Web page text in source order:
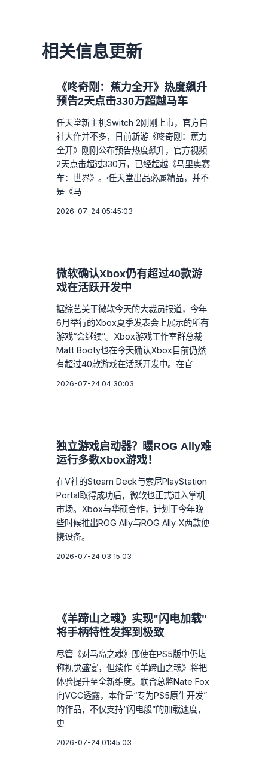
相关信息更新
《咚奇刚：蕉力全开》热度飙升
预告2天点击330万超越马车
任天堂新主机Switch 2刚刚上市，官方自
社大作并不多，日前新游《咚奇刚：蕉力
全开》刚刚公布预告热度飙升，官方视频
2天点击超过330万，已经超越《马里奥赛
车：世界》。·任天堂出品必属精品，并不
是《马
2026-07-24 05:45:03
微软确认Xbox仍有超过40款游
戏在活跃开发中
据综艺关于微软今天的大裁员报道，今年
6月举行的Xbox夏季发表会上展示的所有
游戏“会继续”。Xbox游戏工作室群总裁
Matt Booty也在今天确认Xbox目前仍然
有超过40款游戏在活跃开发中。在官
2026-07-24 04:30:03
独立游戏启动器？曝ROG Ally难
运行多数Xbox游戏！
在V社的Steam Deck与索尼PlayStation
Portal取得成功后，微软也正式进入掌机
市场。Xbox与华硕合作，计划于今年晚
些时候推出ROG Ally与ROG Ally X两款便
携设备。
2026-07-24 03:15:03
《羊蹄山之魂》实现"闪电加载"
将手柄特性发挥到极致
尽管《对马岛之魂》即使在PS5版中仍堪
称视觉盛宴，但续作《羊蹄山之魂》将把
体验提升至全新维度。联合总监Nate Fox
向VGC透露，本作是“专为PS5原生开发”
的作品，不仅支持“闪电般”的加载速度，
更
2026-07-24 01:45:03